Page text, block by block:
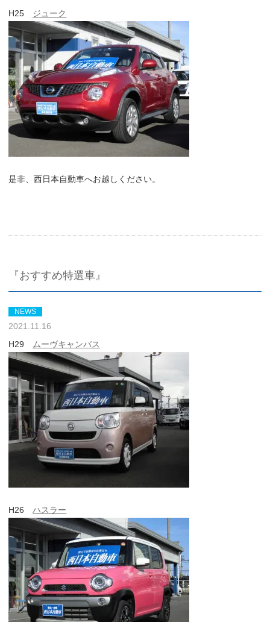
H25 ジューク
是非、西日本自動車へお越しください。
『おすすめ特選車』
NEWS
2021.11.16
H29
ムーヴキャンバス
H26ハスラー